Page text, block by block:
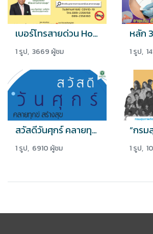
เบอร์โทรสายด่วน Hotline หน่วยงานในสังกัดกรมสุขภาพจิต
1 รูป, 3669 ผู้ชม 1 รูป,
สวัสดีวันศุกร์ คลายทุกข์ สร้างสุข..
1 รูป, 6910 ผู้ชม 1 รูป,